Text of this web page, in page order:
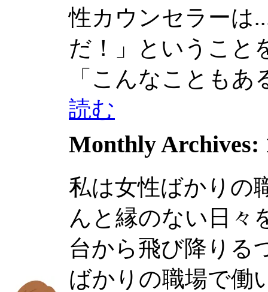
性カウンセラーは
だ！」ということ
「こんなこともあ
読む
Monthly Archives:
私は女性ばかりの
んと縁のない日々
台から飛び降りる
ばかりの職場で働